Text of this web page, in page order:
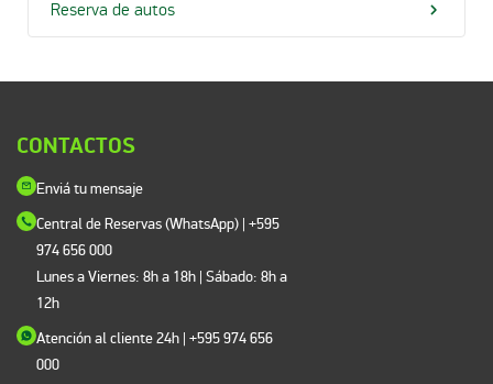
Reserva de autos
CONTACTOS
Enviá tu mensaje
Central de Reservas (WhatsApp) | +595
974 656 000
Lunes a Viernes: 8h a 18h | Sábado: 8h a
12h
Atención al cliente 24h | +595 974 656
000